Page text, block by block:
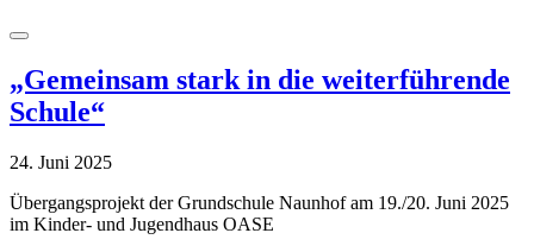
„Gemeinsam stark in die weiterführende
Schule“
24. Juni 2025
Übergangsprojekt der Grundschule Naunhof am 19./20. Juni 2025
im Kinder- und Jugendhaus OASE